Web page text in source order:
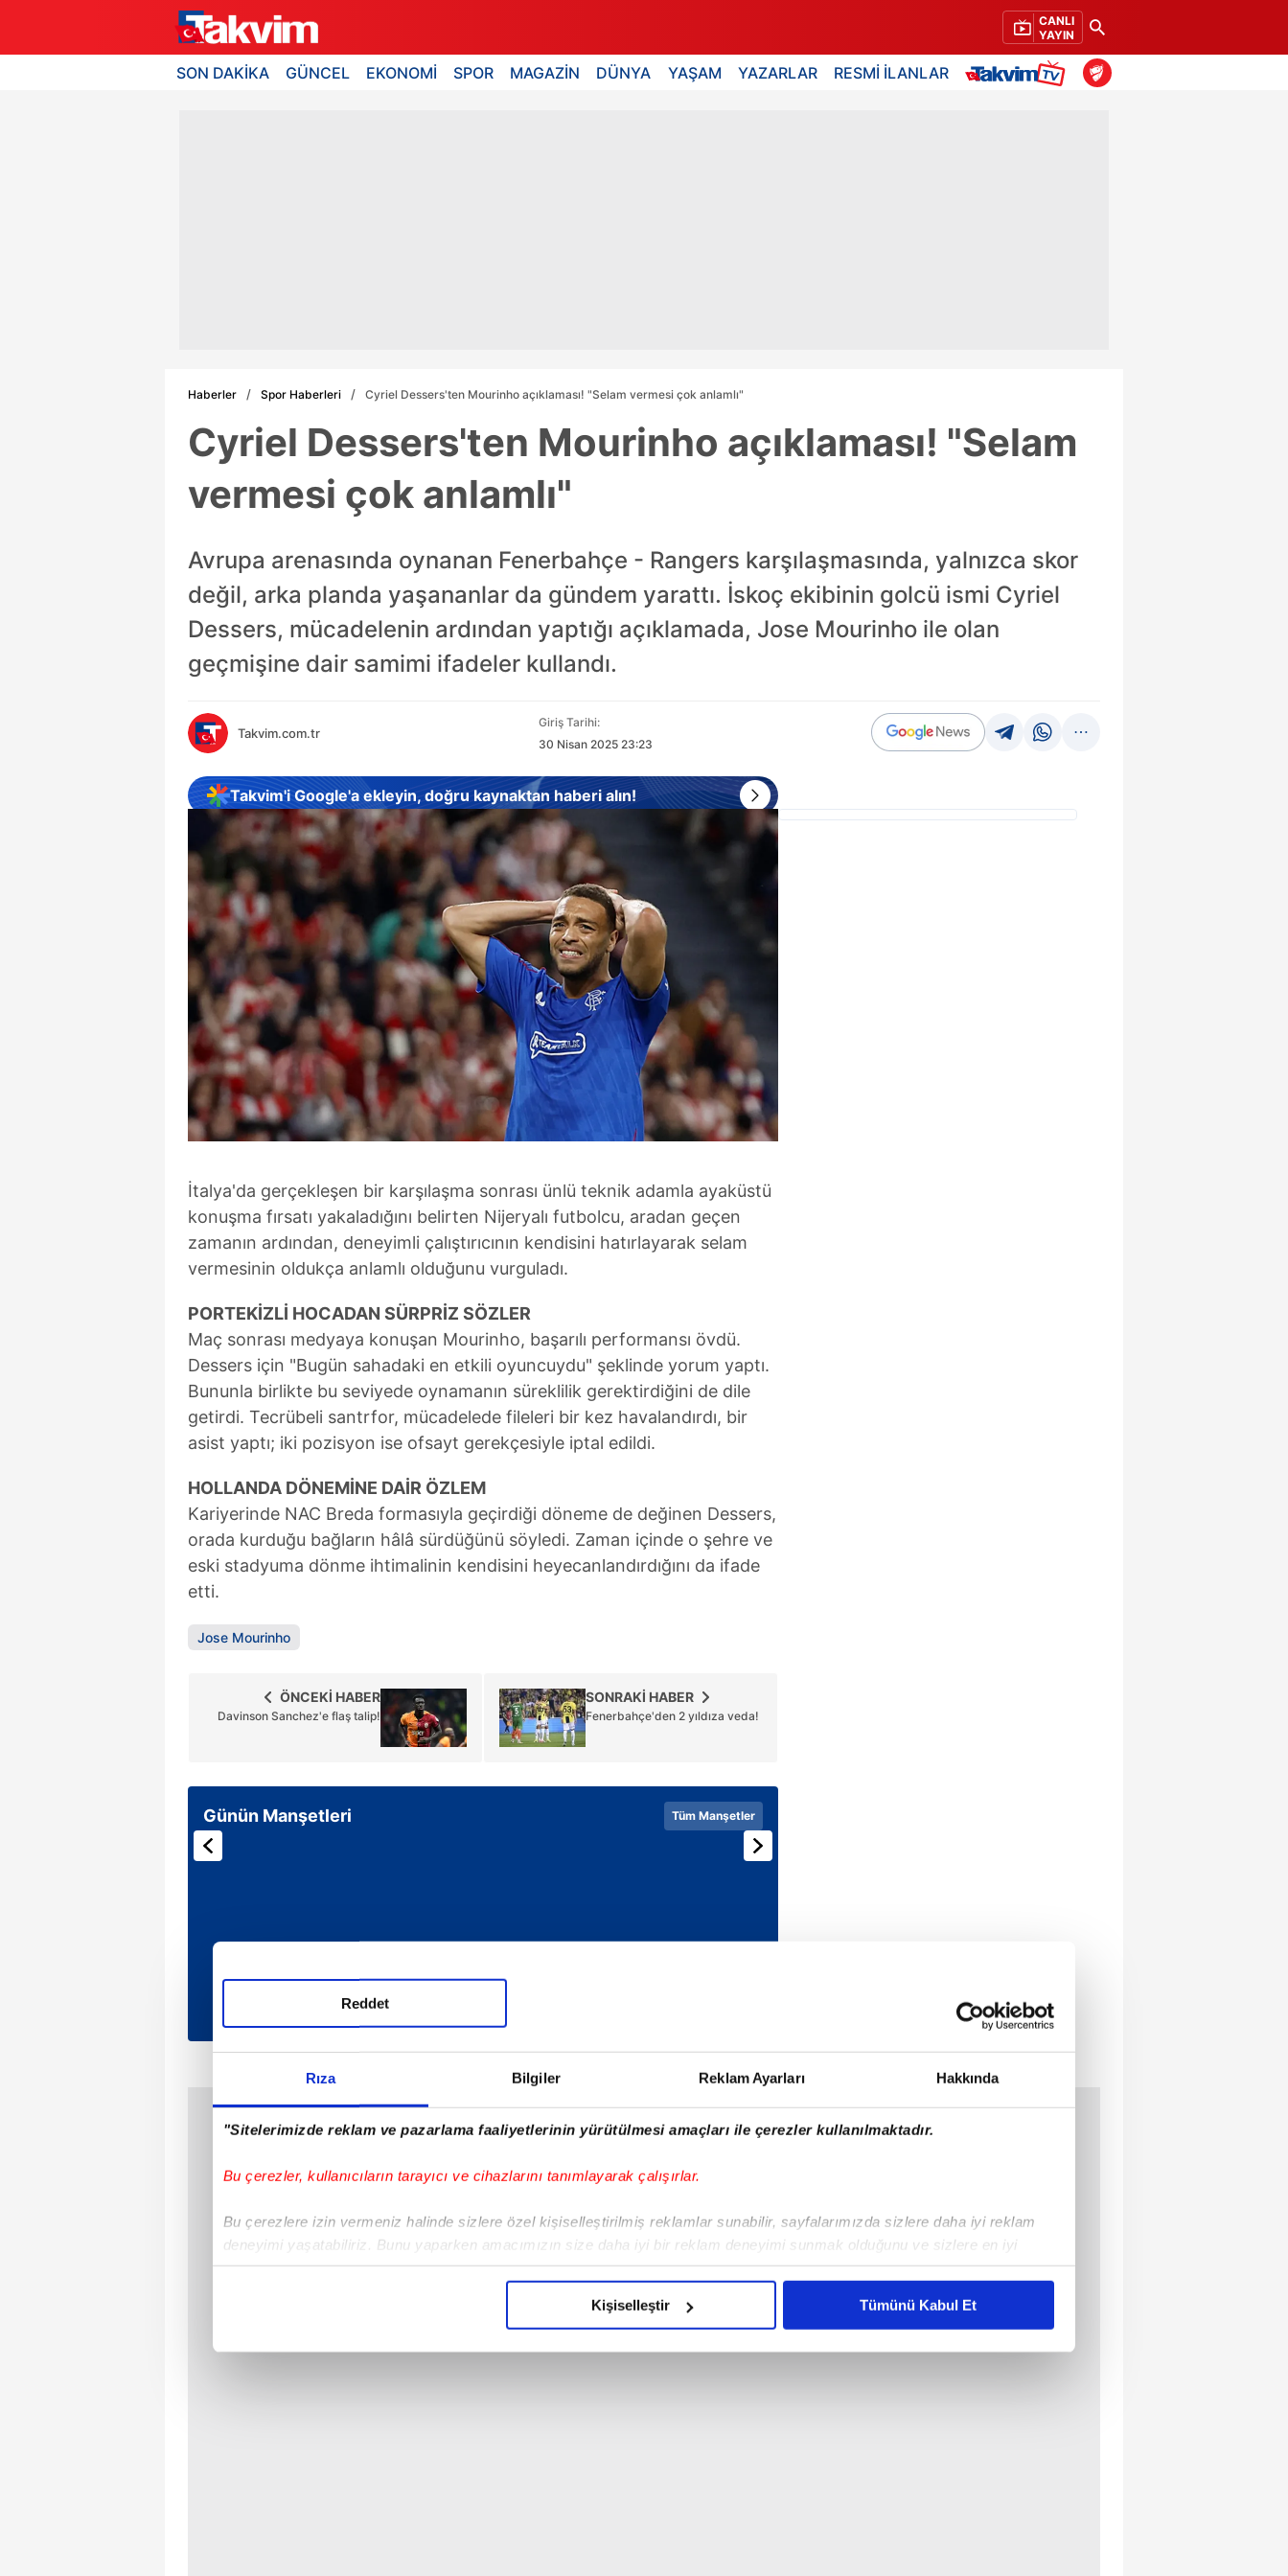
Rıza Bilgiler Reklam Ayarları Hakkında
"Sitelerimizde reklam ve pazarlama faaliyetlerinin yürütülmesi amaçları ile çerezler kullanılmaktadır.
Bu çerezler, kullanıcıların tarayıcı ve cihazlarını tanımlayarak çalışırlar.
Bu çerezlere izin vermeniz halinde sizlere özel kişiselleştirilmiş reklamlar sunabilir, sayfalarımızda sizlere daha iyi reklam
deneyimi yaşatabiliriz. Bunu yaparken amacımızın size daha iyi bir reklam deneyimi sunmak olduğunu ve sizlere en iyi
içerikleri sunabilmek adına elimizden gelen çabayı gösterdiğimizi ve bu noktada, reklamların maliyetlerimizi karşılamak
Reddet
Kişiselleştir Tümünü Kabul Et
CANLI
YAYIN
SON DAKİKA GÜNCEL EKONOMİ SPOR MAGAZİN DÜNYA YAŞAM YAZARLAR RESMİ İLANLAR
Haberler Spor Haberleri Cyriel Dessers'ten Mourinho açıklaması! "Selam vermesi çok anlamlı"
Cyriel Dessers'ten Mourinho açıklaması! "Selam
vermesi çok anlamlı"
Avrupa arenasında oynanan Fenerbahçe - Rangers karşılaşmasında, yalnızca skor
değil, arka planda yaşananlar da gündem yarattı. İskoç ekibinin golcü ismi Cyriel
Dessers, mücadelenin ardından yaptığı açıklamada, Jose Mourinho ile olan
geçmişine dair samimi ifadeler kullandı.
Takvim.com.tr
Giriş Tarihi:
30 Nisan 2025 23:23
Takvim'i Google'a ekleyin, doğru kaynaktan haberi alın!
İtalya'da gerçekleşen bir karşılaşma sonrası ünlü teknik adamla ayaküstü
konuşma fırsatı yakaladığını belirten Nijeryalı futbolcu, aradan geçen
zamanın ardından, deneyimli çalıştırıcının kendisini hatırlayarak selam
vermesinin oldukça anlamlı olduğunu vurguladı.
PORTEKİZLİ HOCADAN SÜRPRİZ SÖZLER
Maç sonrası medyaya konuşan Mourinho, başarılı performansı övdü.
Dessers için "Bugün sahadaki en etkili oyuncuydu" şeklinde yorum yaptı.
Bununla birlikte bu seviyede oynamanın süreklilik gerektirdiğini de dile
getirdi. Tecrübeli santrfor, mücadelede fileleri bir kez havalandırdı, bir
asist yaptı; iki pozisyon ise ofsayt gerekçesiyle iptal edildi.
HOLLANDA DÖNEMİNE DAİR ÖZLEM
Kariyerinde NAC Breda formasıyla geçirdiği döneme de değinen Dessers,
orada kurduğu bağların hâlâ sürdüğünü söyledi. Zaman içinde o şehre ve
eski stadyuma dönme ihtimalinin kendisini heyecanlandırdığını da ifade
etti.
Jose Mourinho
SONRAKİ HABER
Fenerbahçe'den 2 yıldıza veda!
ÖNCEKİ HABER
Davinson Sanchez'e flaş talip!
Günün Manşetleri Tüm Manşetler